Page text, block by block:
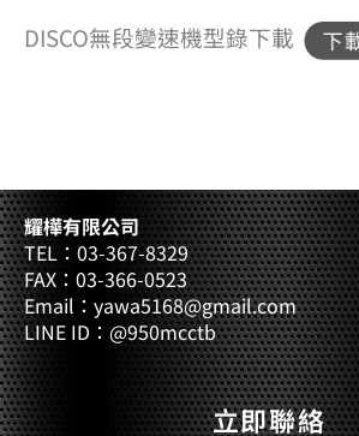
DISCO無段變速機型錄下載
耀樺有限公司
TEL：03-367-8329
FAX：03-366-0523
Email：yawa5168@gmail.com
LINE ID：@950mcctb
立即聯絡